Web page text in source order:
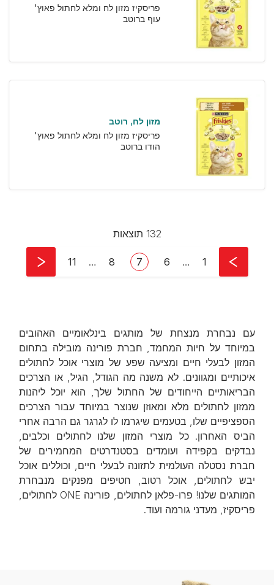
פריסקיז מזון לח ומלא לחתול פאוץ'
עוף ברוטב
מזון לח רוטב
פריסקיז מזון לח ומלא לחתול פאוץ'
הודו ברוטב
132 תוצאות
Pagination
First page
1
… עמוד
6
Current page
7 עמוד
8
…
Last page
11
עם נבחרת מנצחת של מותגים בינלאומיים האהובים
במיוחד על חיות המחמד, חברת פורינה מובילה בתחום
המזון לבעלי חיים ומציעה שפע של מוצרי אוכל לחתולים
איכותיים ומגוונים. לא משנה מה הגודל, הגיל, או הצרכים
הבריאותיים הייחודים של החתול שלך, הוא יוכל ליהנות
ממזון לחתולים מלא ומאוזן שנוצר במיוחד עבור הצרכים
הספציפיים שלו, בטעמים שיגרמו לו לגרגר גם הרבה אחרי
הביס האחרון. כל מוצרי המזון שלנו לחתולים וכלבים,
נבדקים בקפידה ועומדים בסטנדרטים המחמירים של
חברת נסטלה העולמית לתזונה לבעלי חיים, וכוללים אוכל
יבש לחתולים, אוכל רטוב, חטיפים מפנקים מנבחרת
המותגים שלנו! פרו-פלאן לחתולים, פורינה ONE לחתולים,
פריסקיז, מעדני גורמה ועוד.